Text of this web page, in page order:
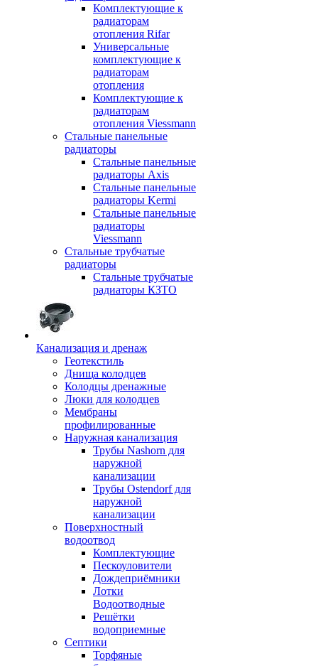
Комплектующие к
радиаторам
отопления Rifar
Универсальные
комплектующие к
радиаторам
отопления
Комплектующие к
радиаторам
отопления Viessmann
Стальные панельные
радиаторы
Стальные панельные
радиаторы Axis
Стальные панельные
радиаторы Kermi
Стальные панельные
радиаторы
Viessmann
Стальные трубчатые
радиаторы
Стальные трубчатые
радиаторы КЗТО
Канализация и дренаж
Геотекстиль
Днища колодцев
Колодцы дренажные
Люки для колодцев
Мембраны
профилированные
Наружная канализация
Трубы Nashorn для
наружной
канализации
Трубы Ostendorf для
наружной
канализации
Поверхностный
водоотвод
Комплектующие
Пескоуловители
Дождеприёмники
Лотки
Водоотводные
Решётки
водоприемные
Септики
Торфяные